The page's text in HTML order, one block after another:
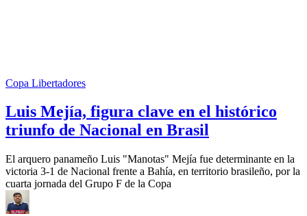
Copa Libertadores
Luis Mejía, figura clave en el histórico
triunfo de Nacional en Brasil
El arquero panameño Luis "Manotas" Mejía fue determinante en la
victoria 3-1 de Nacional frente a Bahía, en territorio brasileño, por la
cuarta jornada del Grupo F de la Copa